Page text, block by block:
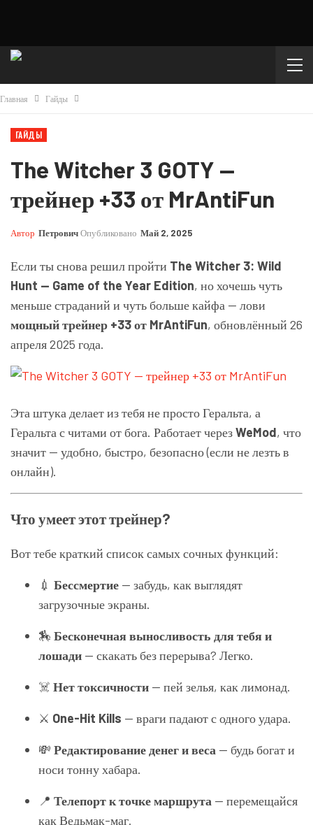
Главная Гайды
ГАЙДЫ
The Witcher 3 GOTY —
трейнер +33 от MrAntiFun
Автор ПетровичОпубликовано Май 2, 2025
Если ты снова решил пройти The Witcher 3: Wild
Hunt — Game of the Year Edition, но хочешь чуть
меньше страданий и чуть больше кайфа — лови
мощный трейнер +33 от MrAntiFun, обновлённый 26
апреля 2025 года.
Эта штука делает из тебя не просто Геральта, а
Геральта с читами от бога. Работает черезWeMod, что
значит — удобно, быстро, безопасно (если не лезть в
онлайн).
Что умеет этот трейнер?
Вот тебе краткий список самых сочных функций:
💉 Бессмертие — забудь, как выглядят
загрузочные экраны.
🏇 Бесконечная выносливость для тебя и
лошади — скакать без перерыва? Легко.
☠️ Нет токсичности — пей зелья, как лимонад.
⚔️ One-Hit Kills — враги падают с одного удара.
💸 Редактирование денег и веса — будь богат и
носи тонну хабара.
📍 Телепорт к точке маршрута — перемещайся
как Ведьмак-маг.